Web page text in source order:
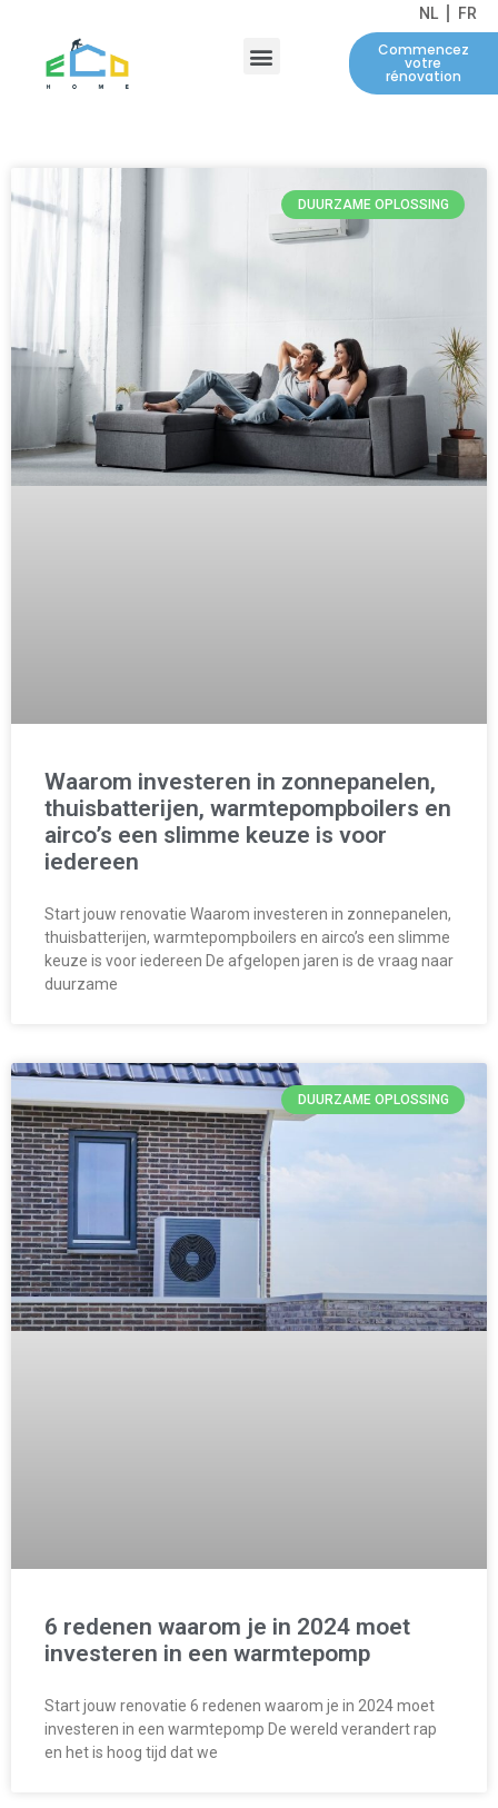
NL FR
Menu Commencez
votre
rénovation
DUURZAME OPLOSSING
Waarom investeren in zonnepanelen,
thuisbatterijen, warmtepompboilers en
airco’s een slimme keuze is voor
iedereen
Start jouw renovatie Waarom investeren in zonnepanelen,
thuisbatterijen, warmtepompboilers en airco’s een slimme
keuze is voor iedereen De afgelopen jaren is de vraag naar
duurzame
DUURZAME OPLOSSING
6 redenen waarom je in 2024 moet
investeren in een warmtepomp
Start jouw renovatie 6 redenen waarom je in 2024 moet
investeren in een warmtepomp De wereld verandert rap
en het is hoog tijd dat we